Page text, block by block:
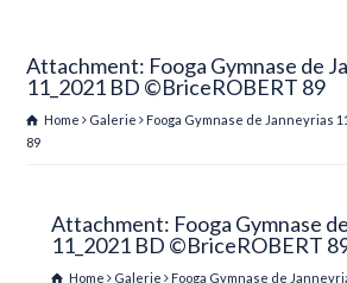
Attachment: Fooga Gymnase de
11_2021 BD ©BriceROBERT 89
Home Galerie
Fooga Gymnase de Janneyrias
89
Attachment: Fooga Gymnase
11_2021 BD ©BriceROBERT
Home Galerie
Fooga Gymnase de